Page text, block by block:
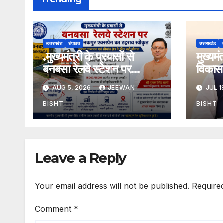
उत्तराखंड चंपावत
.मुख्यमंत्री के प्रयासों से
बनबसा रेलवे स्टेशन पर
अछनेरा-टनकपुर एक्सप्रेस का
ठहराव हुआ स्वीकृत
AUG 5, 2026 JEEWAN
BISHT
उत्तराखंड
मार्ग
JUL
BISHT
Leave a Reply
Your email address will not be published.
Comment *